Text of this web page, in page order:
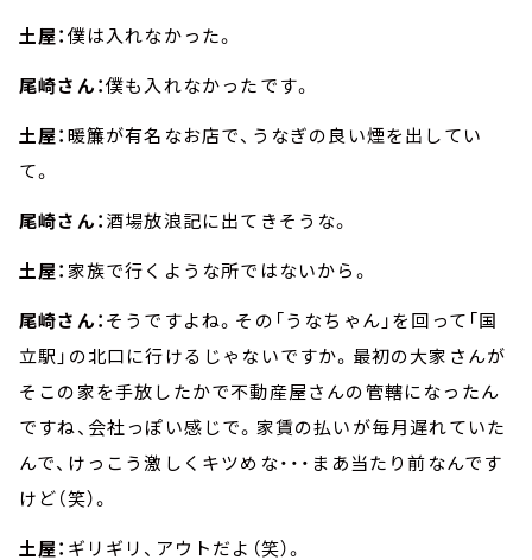
土屋：僕は入れなかった。
尾崎さん：僕も入れなかったです。
土屋：暖簾が有名なお店で、うなぎの良い煙を出してい
て。
尾崎さん：酒場放浪記に出てきそうな。
土屋： 家族で行くような所ではないから。
尾崎さん：そうですよね。その「うなちゃん」を回って「国
立駅」の北口に行けるじゃないですか。最初の大家さんが
そこの家を手放したかで不動産屋さんの管轄になったん
ですね、会社っぽい感じで。家賃の払いが毎月遅れていた
んで、けっこう激しくキツめな・・・まあ当たり前なんです
けど（笑）。
土屋： ギリギリ、アウトだよ（笑）。